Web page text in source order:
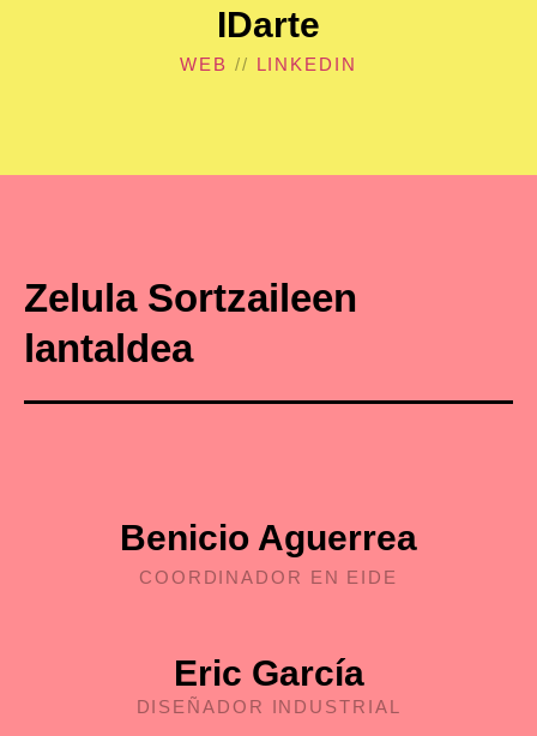
IDarte
WEB // LINKEDIN
Zelula Sortzaileen
lantaldea
Benicio Aguerrea
COORDINADOR EN EIDE
Eric García
DISEÑADOR INDUSTRIAL